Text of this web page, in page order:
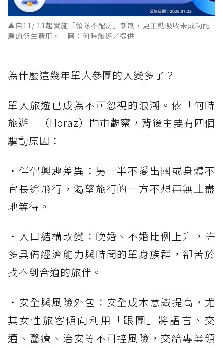
▲自11/ 11起實施「領隊不配房」新制，更主動吸收未成功配
房的衍生費用。 圖：何時旅遊／提供
為什麼這幾年單人參團的人變多了？
單人旅遊已成為不可忽視的浪潮。依「何時
旅遊」（Horaz）門市觀察，背後主要有四個
驅動原因：
・伴侶興趣差異：另一半不愛出國或身體不
宜長途飛行，渴望旅行的一方不想再無止盡
地等待。
・人口結構改變：晚婚、不婚比例上升，許
多具備經濟能力與時間的單身族群，卻苦於
找不到合適的旅伴。
・安全與風險外包：安全成本意識提高，尤
其女性旅客傾向利用「跟團」將語言、交
通、醫療、治安等不可控風險，交給專業領